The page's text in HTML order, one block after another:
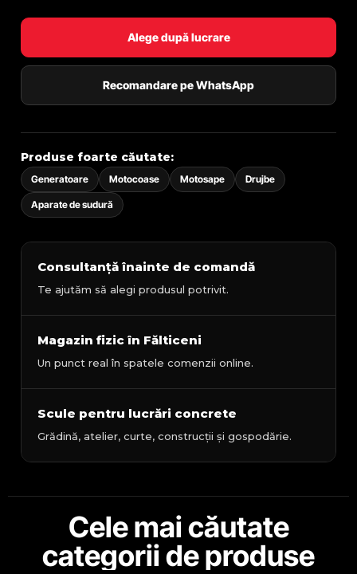
Alege după lucrare
Recomandare pe WhatsApp
Produse foarte căutate:
Generatoare Motocoase Motosape Drujbe
Aparate de sudură
Consultanță înainte de comandă
Te ajutăm să alegi produsul potrivit.
Magazin fizic în Fălticeni
Un punct real în spatele comenzii online.
Scule pentru lucrări concrete
Grădină, atelier, curte, construcții și gospodărie.
Cele mai căutate
categorii de produse